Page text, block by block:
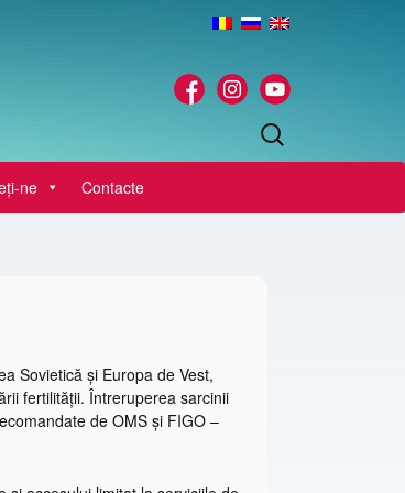
Caută
după:
ne Contacte
Sovietică și Europa de Vest,
fertilității. Întreruperea sarcinii
de OMS și FIGO –